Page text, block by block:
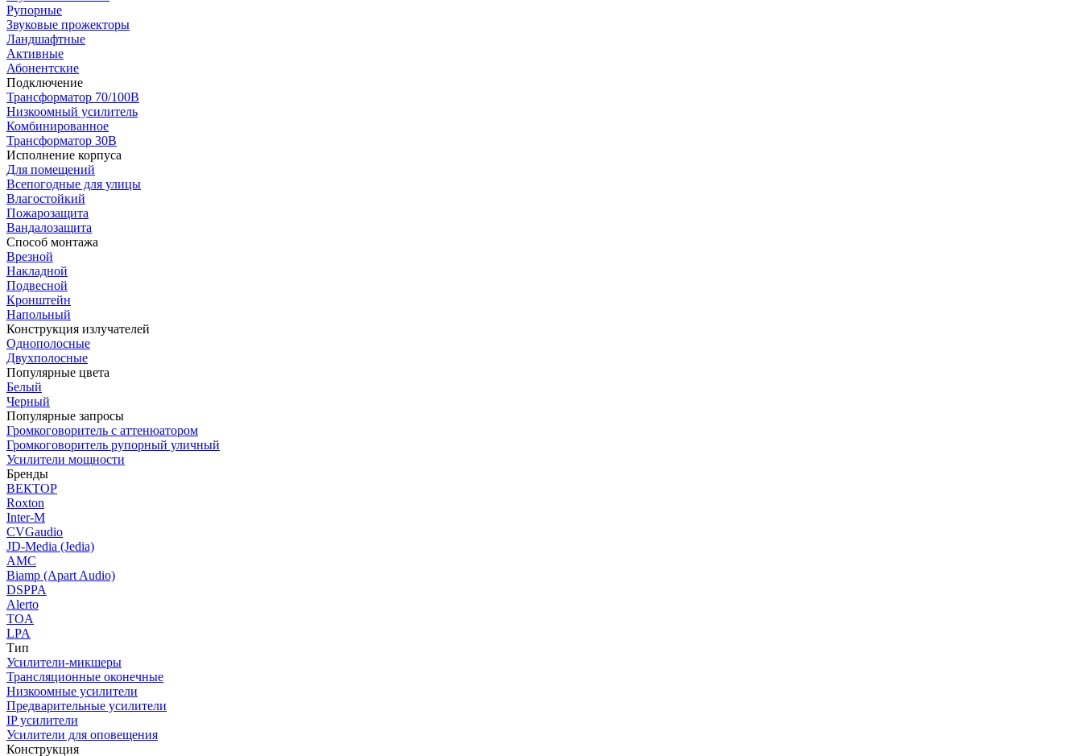
Рупорные
Звуковые прожекторы
Ландшафтные
Активные
Абонентские
Подключение
Трансформатор 70/100В
Низкоомный усилитель
Комбинированное
Трансформатор 30В
Исполнение корпуса
Для помещений
Всепогодные для улицы
Влагостойкий
Пожарозащита
Вандалозащита
Способ монтажа
Врезной
Накладной
Подвесной
Кронштейн
Напольный
Конструкция излучателей
Однополосные
Двухполосные
Популярные цвета
Белый
Черный
Популярные запросы
Громкоговоритель с аттенюатором
Громкоговоритель рупорный уличный
Усилители мощности
Бренды
ВЕКТОР
Roxton
Inter-M
CVGaudio
JD-Media (Jedia)
AMC
Biamp (Apart Audio)
DSPPA
Alerto
TOA
LPA
Тип
Усилители-микшеры
Трансляционные оконечные
Низкоомные усилители
Предварительные усилители
IP усилители
Усилители для оповещения
Конструкция